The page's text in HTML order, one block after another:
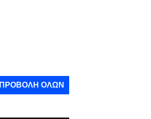
ΠΡΟΒΟΛΉ ΌΛΩΝ